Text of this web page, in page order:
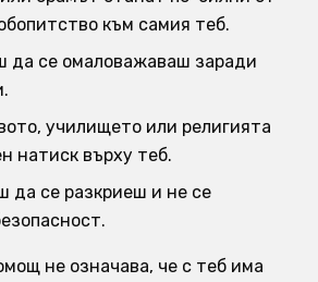
към самия теб.
да се омаловажаваш заради
училището или религията
натиск върху теб.
да се разкриеш и не се
не означава, че с теб има